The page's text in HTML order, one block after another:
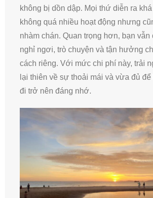
không bị dồn dập. Mọi thứ diễn ra
không quá nhiều hoạt động nhưng
nhàm chán. Quan trọng hơn, bạn vẫn
nghỉ ngơi, trò chuyện và tận hưởng
cách riêng. Với mức chi phí này, trải
lại thiên về sự thoải mái và vừa đủ
đi trở nên đáng nhớ.